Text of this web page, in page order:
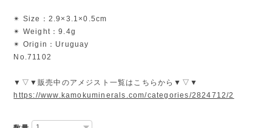
✴︎ Size：2.9×3.1×0.5cm
✴︎ Weight：9.4g
✴︎ Origin：Uruguay
No.71102
▼▽▼販売中のアメジスト一覧はこちらから▼▽▼
https://www.kamokuminerals.com/categories/2824712/2